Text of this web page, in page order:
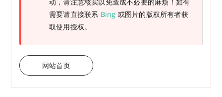
动，请注意核实以免造成不必要的麻烦！如有
需要请直接联系 Bing 或图片的版权所有者获
取使用授权。
网站首页